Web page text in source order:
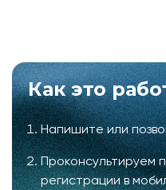
Как это
Напишите или
Проконсультируем
регистрации в